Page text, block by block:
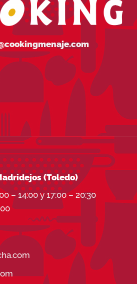
(Toledo)
– 14:00 y 17:00 – 20:30